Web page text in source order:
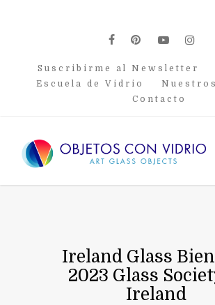
facebook
pinterest
youtube
Suscribirme al Newsletter
Escuela de Vidrio
Contacto
Ireland Glass
2023 Glass
Ireland